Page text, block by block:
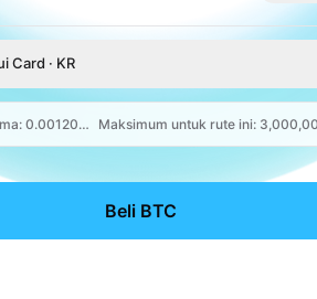
Card · KR
: 0.001206 BTC Maksimum untuk rute ini:
Beli BTC